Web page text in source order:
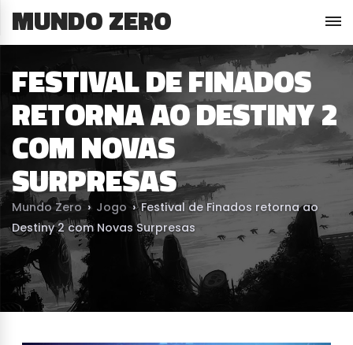
MUNDO ZERO
FESTIVAL DE FINADOS
RETORNA AO DESTINY 2
COM NOVAS
SURPRESAS
Mundo Zero › Jogo › Festival de Finados retorna ao
Destiny 2 com Novas Surpresas